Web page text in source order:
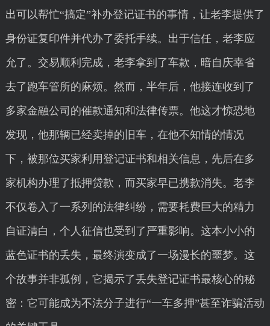
出可以帮忙“搞定”补办登记证书的事情，让老李提供了
身份证复印件并代办了委托手续。出于信任，老李应
允了。交易顺利完成，老李拿到了车款，暗自庆幸省
去了跑车管所的麻烦。然而，半年后，他接连收到了
多家金融公司的催款通知和法律传票。他这才惊恐地
发现，他那辆已经卖掉的旧车，在他不知情的情况
下，被那位买家利用登记证书和相关信息，先后在多
家机构办理了抵押贷款，而买家早已携款消失。老李
不仅卷入了一系列的法律纠纷，需要耗费巨大的精力
自证清白，个人征信也受到了严重影响。这本小小的
蓝色证书的丢失，最终演变成了一场漫长的噩梦。这
个故事并非孤例，它揭示了丢失登记证书最核心的秘
密：它可能成为不法分子进行“一车多押”甚至诈骗活动